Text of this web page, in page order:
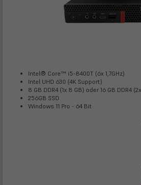
Intel® Core™ i5-8400T (6x 1,7GHz)
Intel UHD 630 (4K Support)
8 GB DDR4 (1x 8 GB) oder 16 GB DDR4
256GB SSD
Windows 11 Pro - 64 Bit